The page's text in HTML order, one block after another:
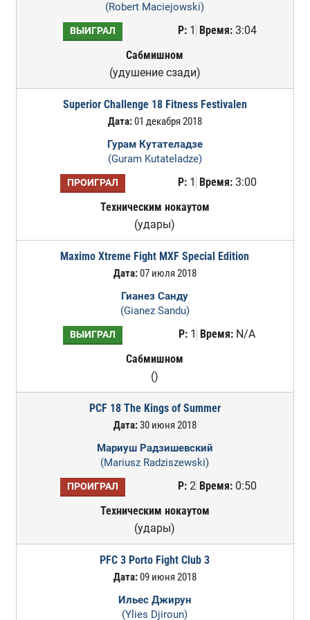
(Robert Maciejowski)
ВЫИГРАЛ Р:1 Время:3:04
Сабмишном
(удушение сзади)
Superior Challenge 18 Fitness Festivalen
Дата:01 декабря 2018
Гурам Кутателадзе
(Guram Kutateladze)
ПРОИГРАЛ Р:1 Время:3:00
Техническим нокаутом
(удары)
Maximo Xtreme Fight MXF Special Edition
Дата:07 июля 2018
Гианез Санду
(Gianez Sandu)
ВЫИГРАЛ Р: 1 Время: N/A
Сабмишном
()
PCF 18 The Kings of Summer
Дата:30 июня 2018
Мариуш Радзишевский
(Mariusz Radziszewski)
ПРОИГРАЛ Р:2 Время:0:50
Техническим нокаутом
(удары)
PFC 3 Porto Fight Club 3
Дата:09 июня 2018
Ильес Джирун
(Ylies Djiroun)